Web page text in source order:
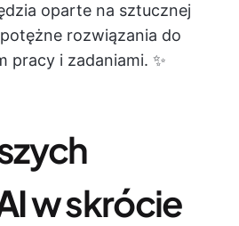
oparte na sztucznej
rozwiązania do
pracy i zadaniami. ✨
w skrócie